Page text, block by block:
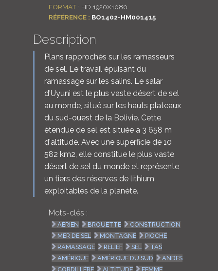
FORMAT : HD 1920X1080
RÉFÉRENCE : BO1402-HM001415
Description
Plans rapprochés sur les ramasseurs
de sel. Le travail épuisant du
ramassage sur les salins. Le salar
d'Uyuni est le plus vaste désert de sel
au monde, situé sur les hauts plateaux
du sud-ouest de la Bolivie. Cette
étendue de sel est située à 3 658 m
d'altitude. Avec une superficie de 10
582 km2, elle constitue le plus vaste
désert de sel du monde et représente
un tiers des réserves de lithium
exploitables de la planète.
Mots-clés :
AÉRIEN BROUETTE
CONSTRUCTION
MER DE SEL
MONTAGNE
PIOCHE
RAMASSAGE
RELIEF SEL
TAS
AMÉRIQUE
AMÉRIQUE DU SUD
ANDES
CORDILLÈRE
ALTITUDE
FEMME